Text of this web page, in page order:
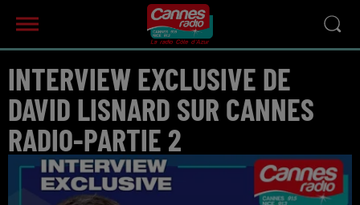
INTERVIEW EXCLUSIVE DE
DAVID LISNARD SUR CANNES
RADIO-PARTIE 2